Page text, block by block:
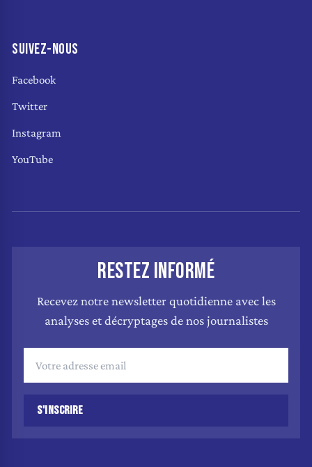
SUIVEZ-NOUS
Facebook
Twitter
Instagram
YouTube
RESTEZ INFORMÉ
Recevez notre newsletter quotidienne avec les
analyses et décryptages de nos journalistes
S'INSCRIRE